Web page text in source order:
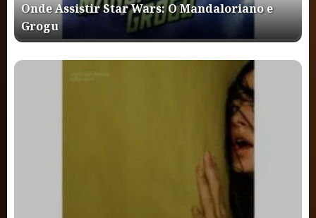
Onde Assistir Star Wars: O Mandaloriano e
Grogu